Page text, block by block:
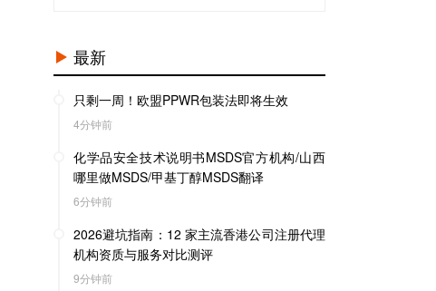
最新
只剩一周！欧盟PPWR包装法即将生效
4分钟前
化学品安全技术说明书MSDS官方机构/山西
哪里做MSDS/甲基丁醇MSDS翻译
6分钟前
2026避坑指南：12 家主流香港公司注册代理
机构资质与服务对比测评
9分钟前